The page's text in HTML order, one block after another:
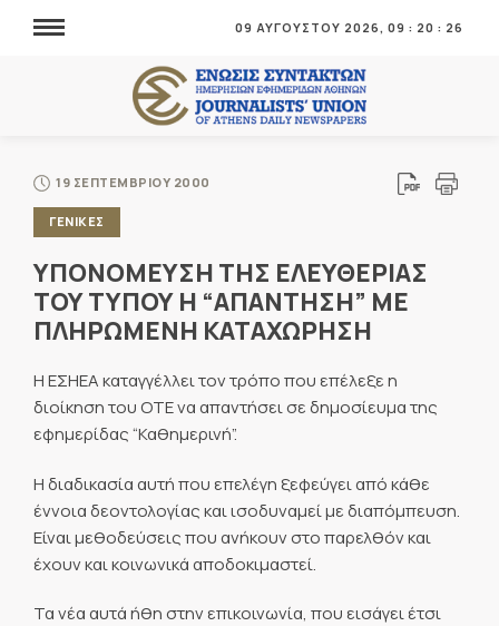
09 ΑΥΓΟΥΣΤΟΥ 2026, 09 : 20 : 28
19 ΣΕΠΤΕΜΒΡΙΟΥ 2000
ΓΕΝΙΚΕΣ
ΥΠΟΝΟΜΕΥΣΗ ΤΗΣ ΕΛΕΥΘΕΡΙΑΣ
ΤΟΥ ΤΥΠΟΥ Η “ΑΠΑΝΤΗΣΗ” ΜΕ
ΠΛΗΡΩΜΕΝΗ ΚΑΤΑΧΩΡΗΣΗ
Η ΕΣΗΕΑ καταγγέλλει τον τρόπο που επέλεξε η
διοίκηση του ΟΤΕ να απαντήσει σε δημοσίευμα της
εφημερίδας “Καθημερινή”.
Η διαδικασία αυτή που επελέγη ξεφεύγει από κάθε
έννοια δεοντολογίας και ισοδυναμεί με διαπόμπευση.
Είναι μεθοδεύσεις που ανήκουν στο παρελθόν και
έχουν και κοινωνικά αποδοκιμαστεί.
Τα νέα αυτά ήθη στην επικοινωνία, που εισάγει έτσι